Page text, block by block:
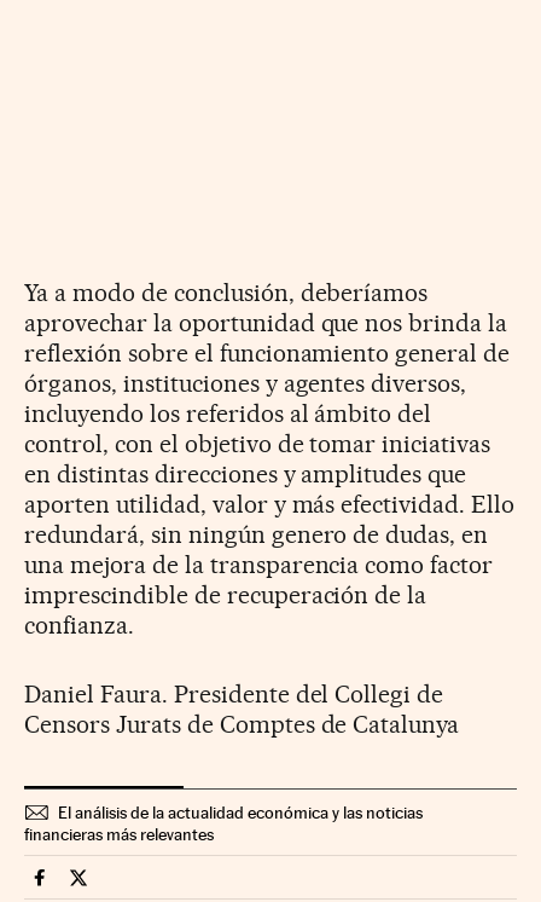
Ya a modo de conclusión, deberíamos
aprovechar la oportunidad que nos brinda la
reflexión sobre el funcionamiento general de
órganos, instituciones y agentes diversos,
incluyendo los referidos al ámbito del
control, con el objetivo de tomar iniciativas
en distintas direcciones y amplitudes que
aporten utilidad, valor y más efectividad. Ello
redundará, sin ningún genero de dudas, en
una mejora de la transparencia como factor
imprescindible de recuperación de la
confianza.
Daniel Faura. Presidente del Collegi de
Censors Jurats de Comptes de Catalunya
El análisis de la actualidad económica y las noticias
financieras más relevantes
Economia Cinco Días en Facebook
Economia Cinco Días en Twitter